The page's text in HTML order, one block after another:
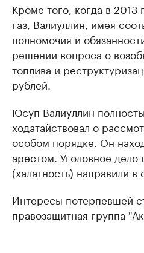
Кроме того, когда в 2013
газ, Валиуллин, имея
полномочия и
решении вопроса о
топлива и
рублей.
Юсуп Валиуллин
ходатайствовал о
особом порядке. Он
арестом. Уголовное дело
(халатность) направили в
Интересы потерпевшей
правозащитная группа